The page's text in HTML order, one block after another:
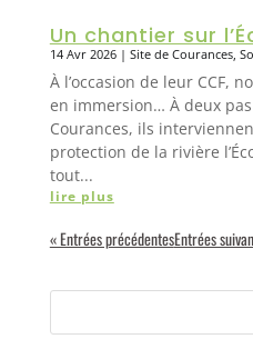
Un chantier sur
14 Avr 2026| Site de Courances,
À l’occasion de leur CCF,
en immersion… À deux
Courances, ils
protection de la rivière
tout...
lire plus
« Entrées précédentesEntrées